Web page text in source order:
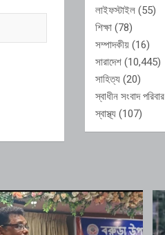
লাইফস্টাইল (55)
শিক্ষা (78)
সম্পাদকীয় (16)
সারাদেশ (10,445)
সাহিত্য (20)
স্বাধীন সংবাদ পরিবার
স্বাস্থ্য (107)